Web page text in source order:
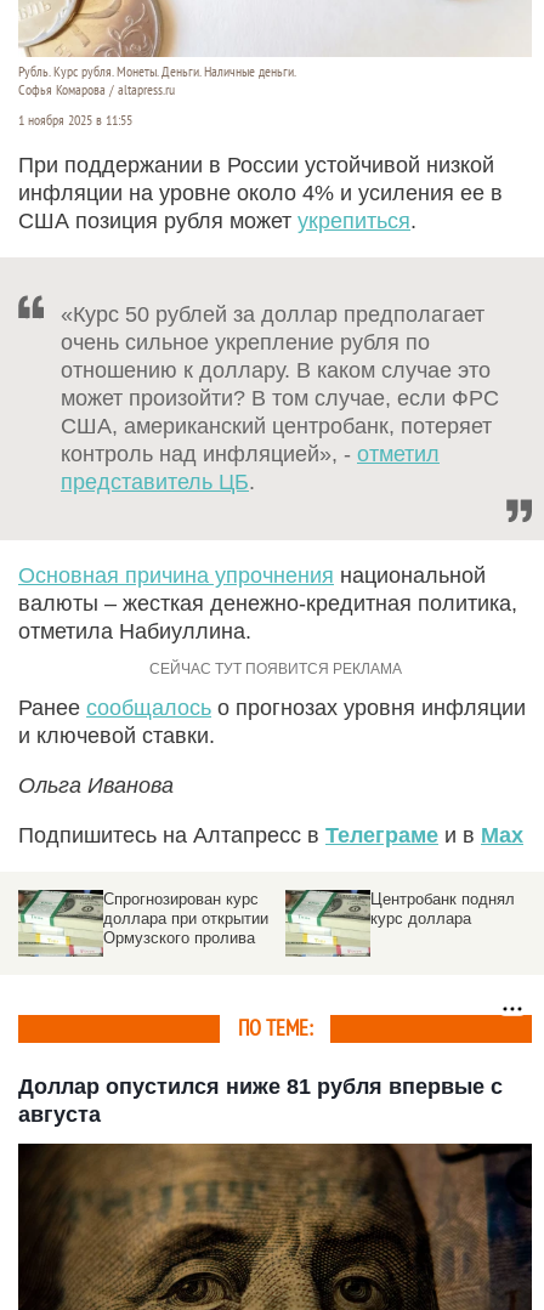
Рубль. Курс рубля. Монеты. Деньги. Наличные деньги.
Софья Комарова / altapress.ru
1 ноября 2025 в 11:55
При поддержании в России устойчивой низкой
инфляции на уровне около 4% и усиления ее в
США позиция рубля может укрепиться.
«Курс 50 рублей за доллар предполагает
очень сильное укрепление рубля по
отношению к доллару. В каком случае это
может произойти? В том случае, если ФРС
США, американский центробанк, потеряет
контроль над инфляцией», - отметил
представитель ЦБ.
Основная причина упрочнения национальной
валюты – жесткая денежно-кредитная политика,
отметила Набиуллина.
Ранее сообщалось о прогнозах уровня инфляции
и ключевой ставки.
Ольга Иванова
Подпишитесь на Алтапресс в Телеграме и в Max
Спрогнозирован курс
доллара при открытии
Ормузского пролива
Центробанк поднял
курс доллара
ПО ТЕМЕ:
Доллар опустился ниже 81 рубля впервые с
августа